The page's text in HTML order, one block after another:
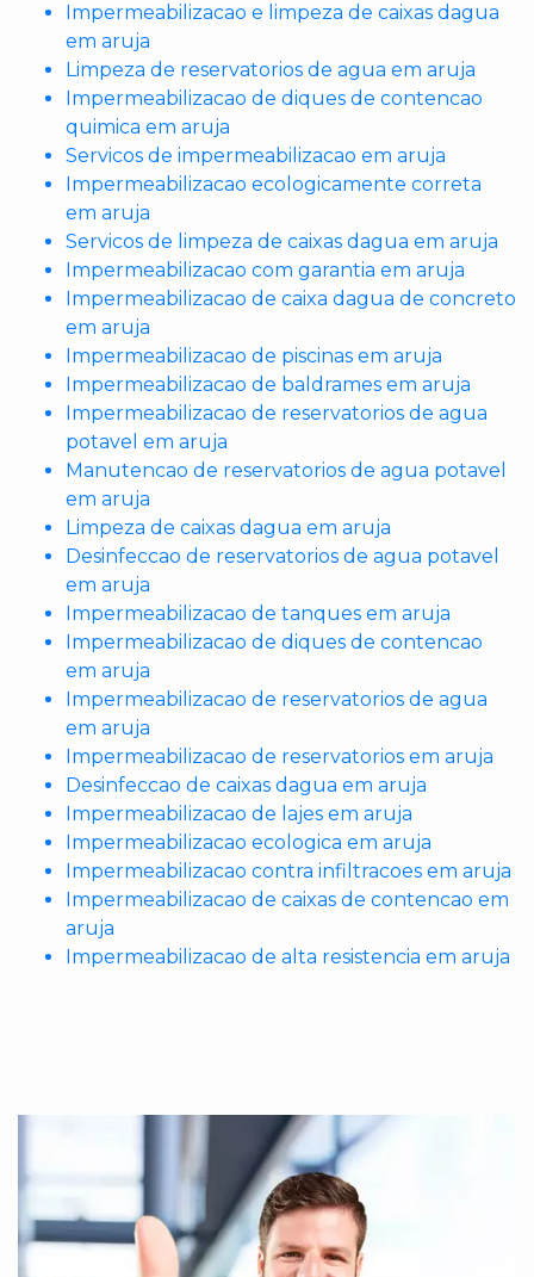
Impermeabilizacao e limpeza de caixas dagua
em aruja
Limpeza de reservatorios de agua em aruja
Impermeabilizacao de diques de contencao
quimica em aruja
Servicos de impermeabilizacao em aruja
Impermeabilizacao ecologicamente correta
em aruja
Servicos de limpeza de caixas dagua em aruja
Impermeabilizacao com garantia em aruja
Impermeabilizacao de caixa dagua de concreto
em aruja
Impermeabilizacao de piscinas em aruja
Impermeabilizacao de baldrames em aruja
Impermeabilizacao de reservatorios de agua
potavel em aruja
Manutencao de reservatorios de agua potavel
em aruja
Limpeza de caixas dagua em aruja
Desinfeccao de reservatorios de agua potavel
em aruja
Impermeabilizacao de tanques em aruja
Impermeabilizacao de diques de contencao
em aruja
Impermeabilizacao de reservatorios de agua
em aruja
Impermeabilizacao de reservatorios em aruja
Desinfeccao de caixas dagua em aruja
Impermeabilizacao de lajes em aruja
Impermeabilizacao ecologica em aruja
Impermeabilizacao contra infiltracoes em aruja
Impermeabilizacao de caixas de contencao em
aruja
Impermeabilizacao de alta resistencia em aruja